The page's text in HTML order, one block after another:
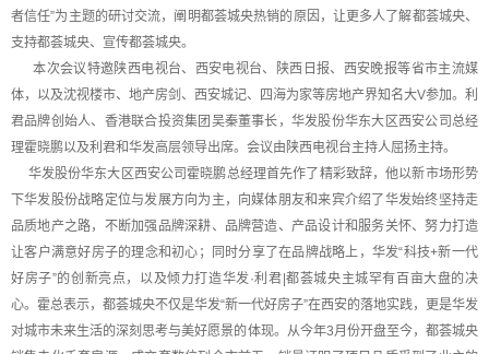
者信任”为主题的研讨交流，阐明都荟城央热销的原因，让更多人了解都荟城央、
支持都荟城央、宣传都荟城央。
本次会议特邀陕西电视台、西安电视台、陕西日报、西安晚报等省市主流媒
体，以及沈视楼市、地产房剑、西安城记、四海为家等房地产界知名大V参加。利
君品牌创始人、香港联合投资集团吴秦董事长，华发股份华东大区西安公司总经
理霍晓鹏以及利君和华发高层领导出席。会议由陕西电视台主持人屈扬主持。
华发股份华东大区西安公司霍晓鹏总经理首先作了精彩致辞，他以新市场形势
下华发股份战略定位与发展方向为主，向媒体朋友和来宾介绍了华发始终坚持走
品质地产之路，不断加强品牌深耕、品牌营造、产品设计和服务关怀、努力打造
让客户满意好房子的理念和初心；同时分享了在品牌战略上，华发“科技+新一代
好房子”的创新亮点，以及倾力打造华发·利君|都荟城央主城罕有百亩大盘的决
心。霍总表示，都荟城央不仅是华发“新一代好房子”在西安的落地实践，更是华发
对城市未来生活的深刻思考与美好愿景的体现。从今年3月份开盘至今，都荟城央